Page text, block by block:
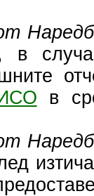
в
в